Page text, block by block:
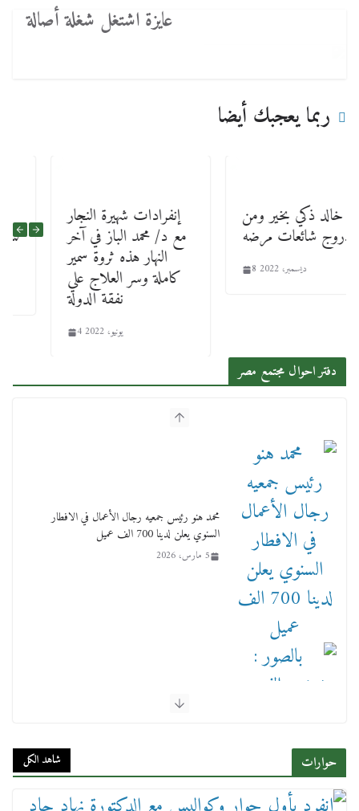
عايزة اشتغل شغلة أصالة
ربما يعجبك أيضا
إنفرادات شهيرة النجار
مع د/ محمد الباز في آخر
النهار هذه ثروة سمير
كاملة وسر العلاج علي
نفقة الدولة
4 يونيو، 2022
خالد ذكي بخير ومن
روج شائعات مرضه…
8 ديسمبر، 2022
دفتر احوال مجتمع مصر
محمد هنو رئيس جمعيه رجال الأعمال في الافطار
السنوي يعلن لدينا 700 الف عميل
5 مارس، 2026
4 مارس، 2026
حوارات شاهد الكل